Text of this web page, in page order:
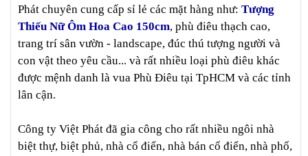
Phát chuyên cung cấp sỉ lẻ các mặt hàng như: Tượng
Thiếu Nữ Ôm Hoa Cao 150cm, phù điêu thạch cao,
trang trí sân vườn - landscape, đúc thú tượng người và
con vật theo yêu cầu... và rất nhiều loại phù điêu khác
được mệnh danh là vua Phù Điêu tại TpHCM và các tỉnh
lân cận.
Công ty Việt Phát đã gia công cho rất nhiều ngôi nhà
biệt thự, biệt phủ, nhà cổ điển, nhà bán cổ điển, nhà phố,